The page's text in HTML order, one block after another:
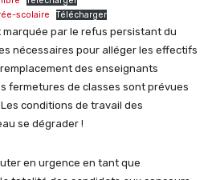
scolaire
Télécharger
par le refus persistant du
nécessaires pour alléger les effectifs
des enseignants
fermetures de classes sont prévues
conditions de travail des
se dégrader !
en urgence en tant que